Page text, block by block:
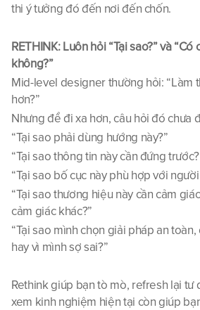
thi ý tưởng đó đến nơi đến chốn.
RETHINK: Luôn hỏi “Tại sao?” và
không?”
Mid-level designer thường hỏi: “Làm
hơn?”
Nhưng để đi xa hơn, câu hỏi đó chưa
“Tại sao phải dùng hướng này?”
“Tại sao thông tin này cần đứng
“Tại sao bố cục này phù hợp với người
“Tại sao thương hiệu này cần cảm
cảm giác khác?”
“Tại sao mình chọn giải pháp an
hay vì mình sợ sai?”
Rethink giúp bạn tò mò, refresh lại tư
xem kinh nghiệm hiện tại còn giúp